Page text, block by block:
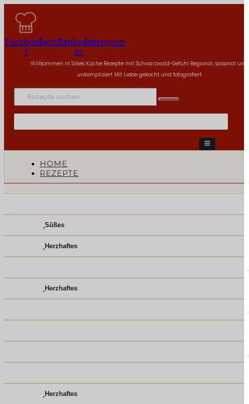
Facebook-
f
TwitterLinkedin-
in
Instagram
Willkommen in Silkes Küche Rezepte mit Schwarzwald-Gefühl Regional, saisonal und
unkompliziert Mit Liebe gekocht und fotografiert
HOME
REZEPTE
,Süßes
,Herzhaftes
,Herzhaftes
,Herzhaftes